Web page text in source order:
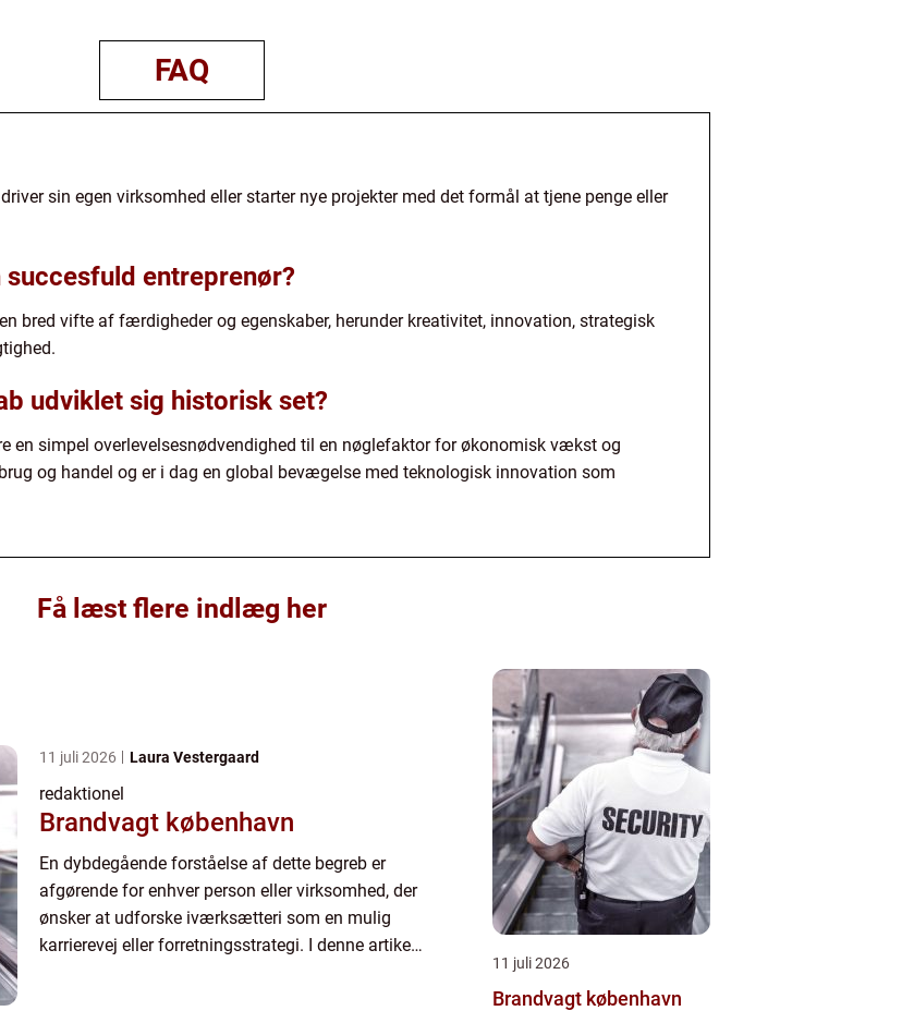
FAQ
sin egen virksomhed eller starter nye projekter med det formål at tjene penge eller
entreprenør?
bred vifte af færdigheder og egenskaber, herunder kreativitet, innovation, strategisk
udviklet sig historisk set?
en simpel overlevelsesnødvendighed til en nøglefaktor for økonomisk vækst og
og handel og er i dag en global bevægelse med teknologisk innovation som
Få læst flere indlæg her
11 juli 2026 Laura Vestergaard
redaktionel
Brandvagt københavn
En dybdegående forståelse af dette begreb er
afgørende for enhver person eller virksomhed, der
ønsker at udforske iværksætteri som en mulig
karrierevej eller forretningsstrategi. I denne artikel
11 juli 2026
Brandvagt københavn